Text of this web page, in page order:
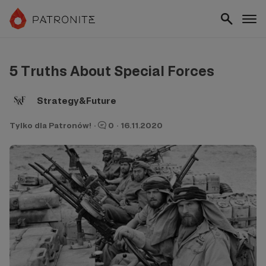
5 Truths About Special Forces
Strategy&Future
Tylko dla Patronów! · 0 · 16.11.2020